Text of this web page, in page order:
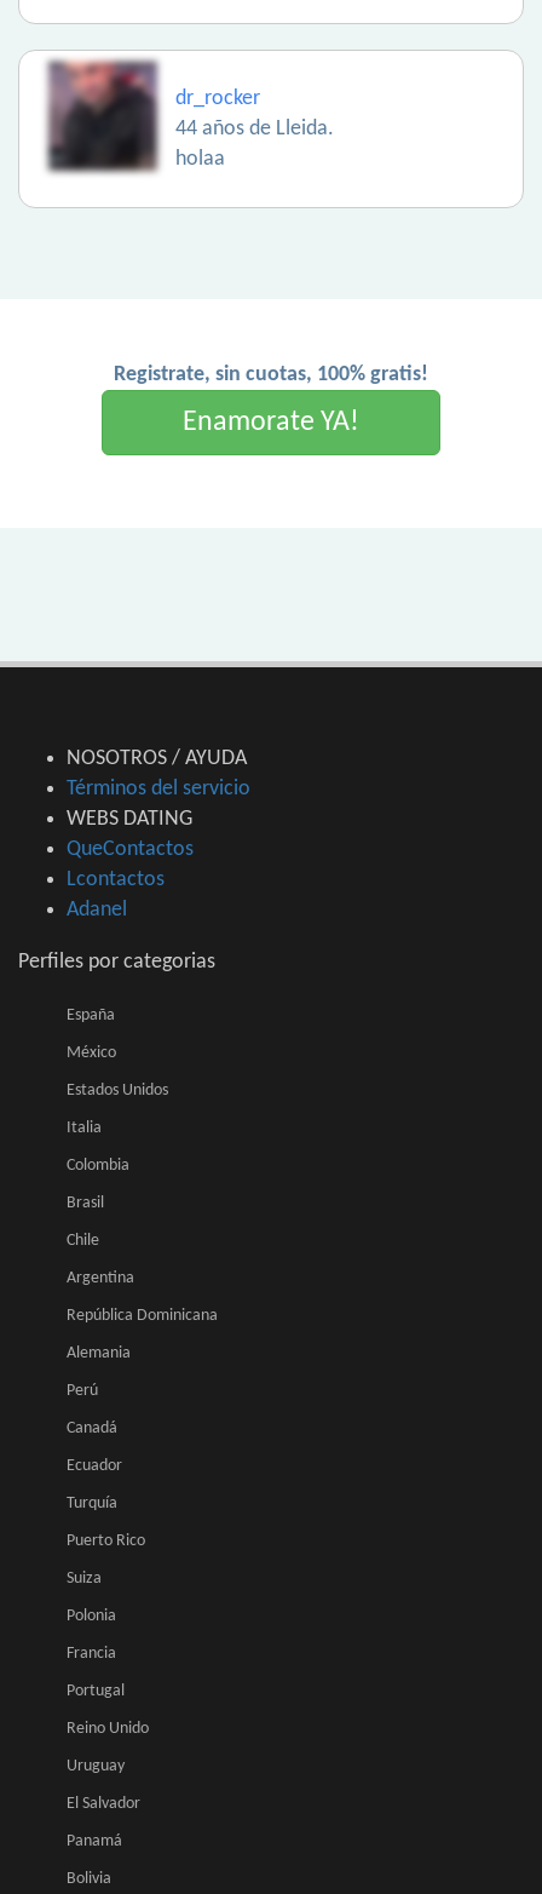
dr_rocker
44 años de Lleida.
holaa
Registrate, sin cuotas, 100% gratis!
Enamorate YA!
NOSOTROS / AYUDA
Términos del servicio
WEBS DATING
QueContactos
Lcontactos
Adanel
Perfiles por categorias
España
México
Estados Unidos
Italia
Colombia
Brasil
Chile
Argentina
República Dominicana
Alemania
Perú
Canadá
Ecuador
Turquía
Puerto Rico
Suiza
Polonia
Francia
Portugal
Reino Unido
Uruguay
El Salvador
Panamá
Bolivia